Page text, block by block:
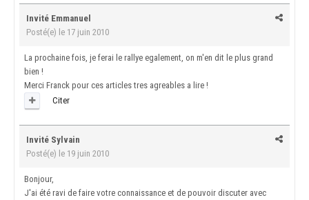
Invité Emmanuel
Posté(e) le 17 juin 2010
La prochaine fois, je ferai le rallye egalement, on m'en dit le plus grand
bien !
Merci Franck pour ces articles tres agreables a lire !
Citer
Invité Sylvain
Posté(e) le 19 juin 2010
Bonjour,
J'ai été ravi de faire votre connaissance et de pouvoir discuter avec